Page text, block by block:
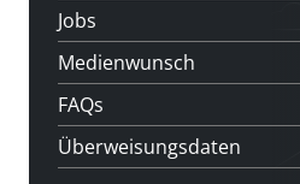
Jobs
Medienwunsch
FAQs
Überweisungsdaten